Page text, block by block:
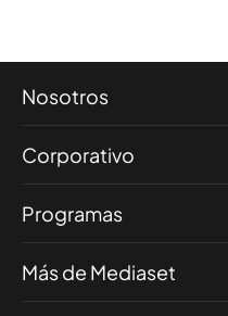
Nosotros
Corporativo
Programas
Más de Mediaset